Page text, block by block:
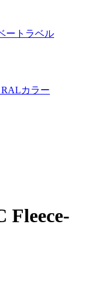
ートラベル
RALカラー
Fleece-